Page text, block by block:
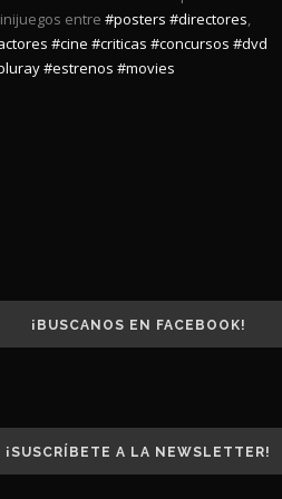
entre #posters #directores,
#cine #criticas #concursos #dvd
#estrenos #movies
¡BUSCANOS EN FACEBOOK!
¡SUSCRÍBETE A LA NEWSLETTER!